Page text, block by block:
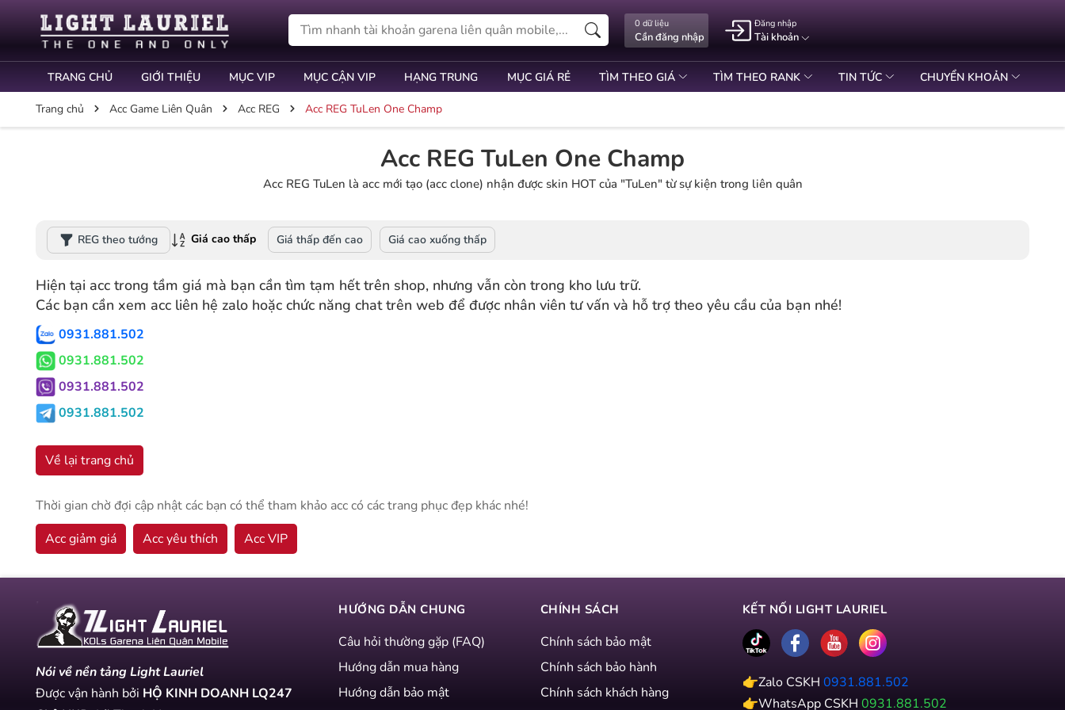
0 dữ liệu
Cần đăng nhập
Đăng nhập
Tài khoản
TRANG CHỦ GIỚI THIỆU MỤC VIP MỤC CẬN VIP HẠNG TRUNG MỤC GIÁ RẺ TÌM THEO GIÁ TÌM THEO RANK TIN TỨC CHUYỂN KHOẢN
Trang chủ Acc Game Liên Quân Acc REG Acc REG TuLen One Champ
Acc REG TuLen One Champ
Acc REG TuLen là acc mới tạo (acc clone) nhận được skin HOT của "TuLen" từ sự kiện trong liên quân
REG theo tướng Giá cao thấp Giá thấp đến cao Giá cao xuống thấp
Hiện tại acc trong tầm giá mà bạn cần tìm tạm hết trên shop, nhưng vẫn còn trong kho lưu trữ.
Các bạn cần xem acc liên hệ zalo hoặc chức năng chat trên web để được nhân viên tư vấn và hỗ trợ theo yêu cầu của bạn nhé!
0931.881.502
0931.881.502
0931.881.502
0931.881.502
Về lại trang chủ
Thời gian chờ đợi cập nhật các bạn có thể tham khảo acc có các trang phục đẹp khác nhé!
Acc giảm giá
Acc yêu thích Acc VIP
Nói về nền tảng Light Lauriel
Được vận hành bởi HỘ KINH DOANH LQ247
HƯỚNG DẪN CHUNG
Câu hỏi thường gặp (FAQ)
Hướng dẫn mua hàng
Hướng dẫn bảo mật
CHÍNH SÁCH
Chính sách bảo mật
Chính sách bảo hành
Chính sách khách hàng
KẾT NỐI LIGHT LAURIEL
👉Zalo CSKH 0931.881.502
👉WhatsApp CSKH 0931.881.502